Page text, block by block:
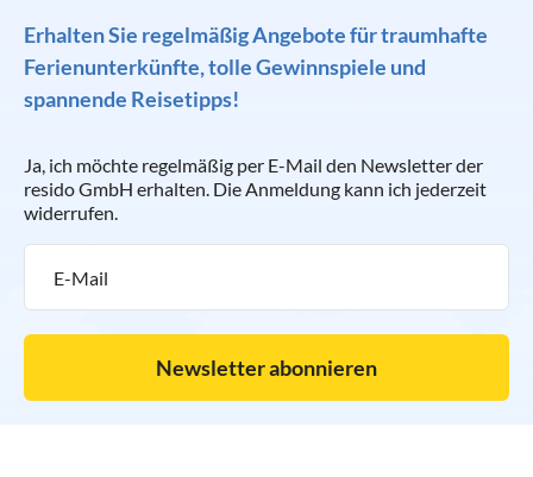
Erhalten Sie regelmäßig Angebote für traumhafte
Ferienunterkünfte, tolle Gewinnspiele und
spannende Reisetipps!
Ja, ich möchte regelmäßig per E-Mail den Newsletter der
resido GmbH erhalten. Die Anmeldung kann ich jederzeit
widerrufen.
Newsletter abonnieren